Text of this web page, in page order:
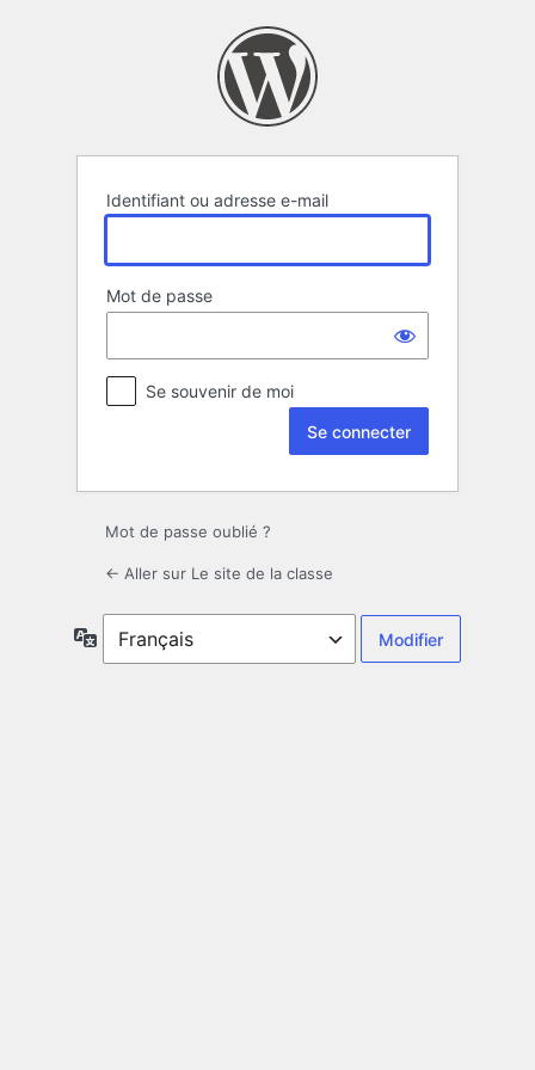
Identifiant ou adresse e-mail
Mot de passe
Se souvenir de moi
Mot de passe oublié ?
← Aller sur Le site de la classe
Langue